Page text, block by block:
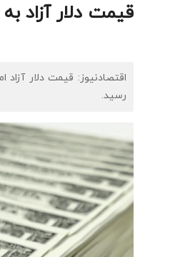
قیمت دلار آزاد به 180 هزار تومان رسید
رسید.